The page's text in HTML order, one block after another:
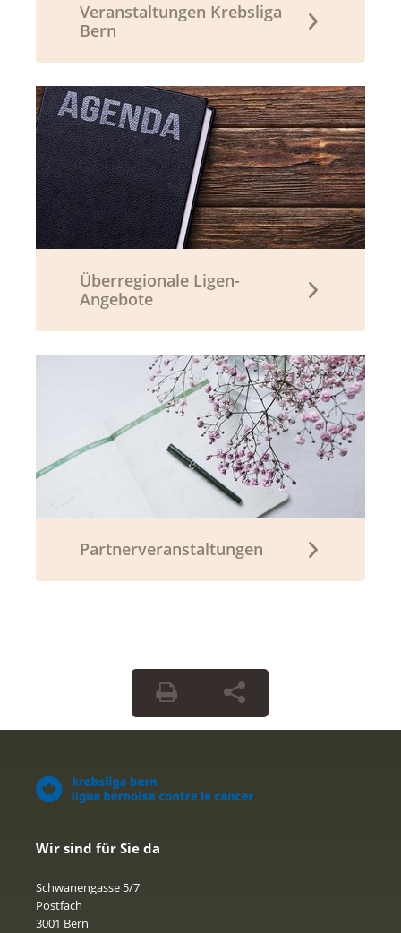
Veranstaltungen Krebsliga
Bern
Überregionale Ligen-
Angebote
Partnerveranstaltungen
Wir sind für Sie da
Schwanengasse 5/7
Postfach
3001 Bern